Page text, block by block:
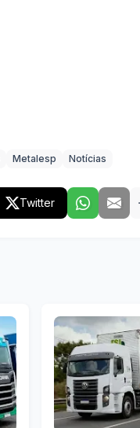
Metalesp Notícias
Twitter